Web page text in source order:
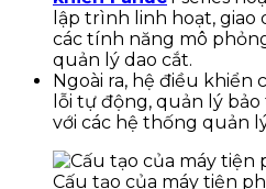
lập trình linh hoạt,
các tính năng mô
quản lý dao cắt.
Ngoài ra, hệ điều khiển
lỗi tự động, quản lý
với các hệ thống quản
Cấu tạo của máy tiện